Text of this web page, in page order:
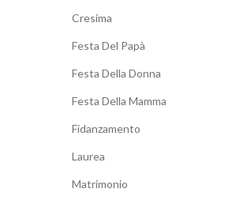
Cresima
Festa Del Papà
Festa Della Donna
Festa Della Mamma
Fidanzamento
Laurea
Matrimonio